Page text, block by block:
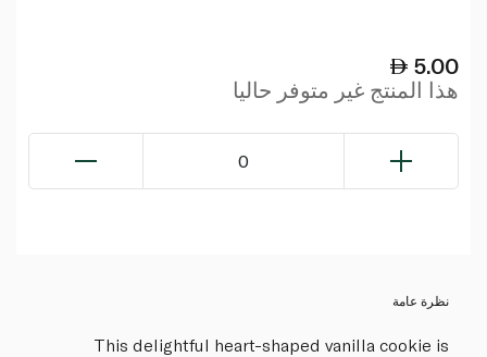
5.00
هذا المنتج غير متوفر حاليا
0
نظرة عامة
This delightful heart-shaped vanilla cookie is